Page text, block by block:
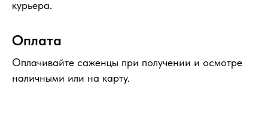
курьера.
Оплата
Оплачивайте саженцы при получении и осмотре
наличными или на карту.